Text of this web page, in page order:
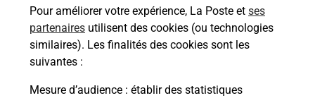
Pour améliorer votre expérience, La Poste et ses
partenaires utilisent des cookies (ou technologies
similaires). Les finalités des cookies sont les
suivantes :
Mesure d’audience : établir des statistiques
Comment demander une
modification de livraison ?